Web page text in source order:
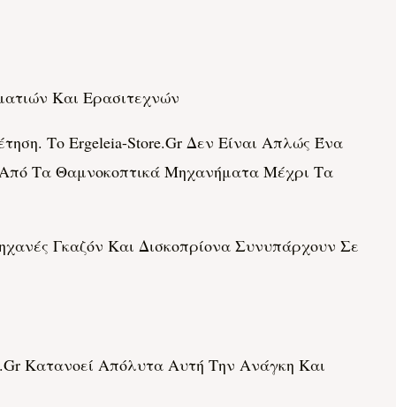
Και Ερασιτεχνών
Το Ergeleia-Store.gr Δεν Είναι Απλώς Ένα
Τα Θαμνοκοπτικά Μηχανήματα Μέχρι Τα
Γκαζόν Και Δισκοπρίονα Συνυπάρχουν Σε
Κατανοεί Απόλυτα Αυτή Την Ανάγκη Και